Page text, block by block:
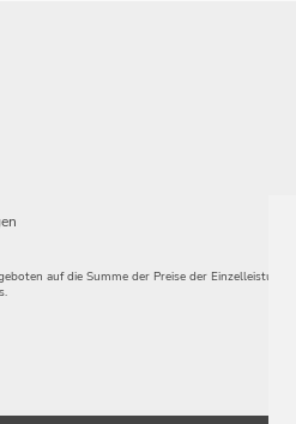
auf die Summe der Preise der Einzelleistungen.